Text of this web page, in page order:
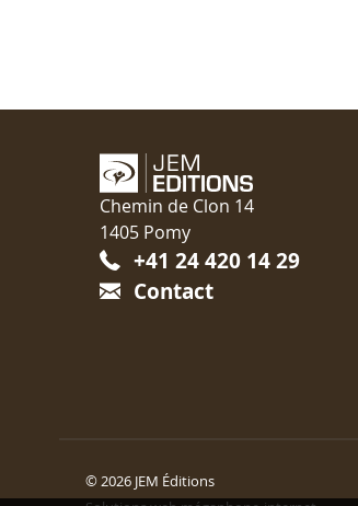
Chemin de Clon 14
1405 Pomy
+41 24 420 14 29
Contact
© 2026 JEM Éditions